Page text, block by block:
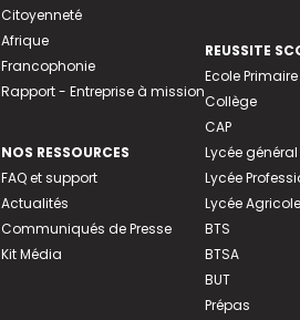
Citoyenneté
Afrique
Francophonie
Rapport - Entreprise à mission
NOS RESSOURCES
FAQ et support
Actualités
Communiqués de Presse
Kit Média
REUSSITE
Ecole Primaire
Collège
CAP
Lycée
Lycée
Lycée Agricole
BTS
BTSA
BUT
Prépas